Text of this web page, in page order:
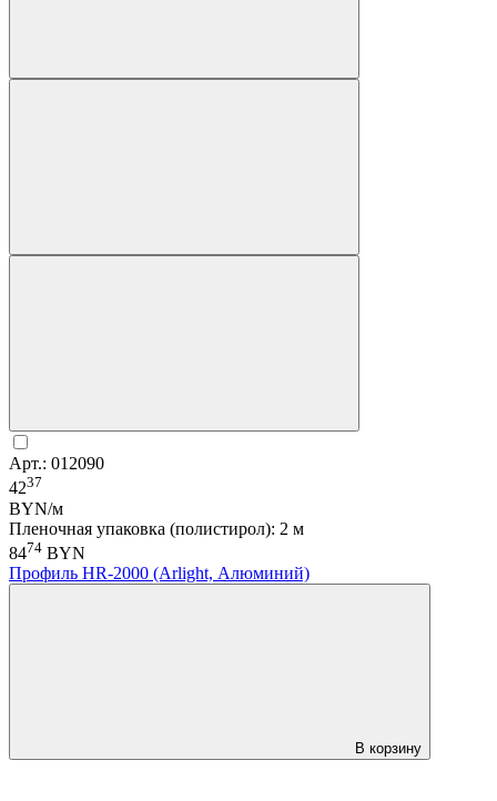
Арт.: 012090
4237
BYN/м
Пленочная упаковка (полистирол): 2 м
8474 BYN
Профиль HR-2000 (Arlight, Алюминий)
В корзину